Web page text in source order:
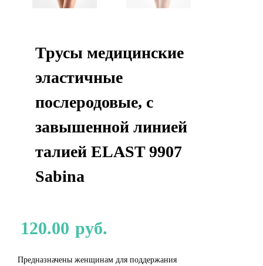
Трусы медицинские
эластичные
послеродовые, с
завышенной линией
талией ELAST 9907
Sabina
руб.
120.00
Предназначены женщинам для поддержания